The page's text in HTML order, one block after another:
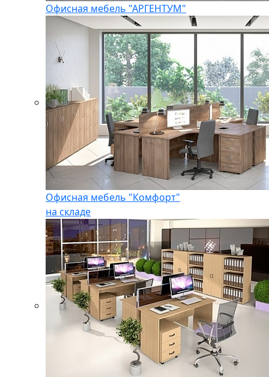
Офисная мебель "АРГЕНТУМ"
Офисная мебель "Комфорт"
на складе